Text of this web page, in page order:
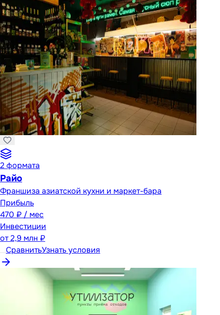
2формата
Райо
Франшиза азиатской кухни и маркет-бара
Прибыль
470 ₽ / мес
Инвестиции
от2,9 млн ₽
СравнитьУзнать условия